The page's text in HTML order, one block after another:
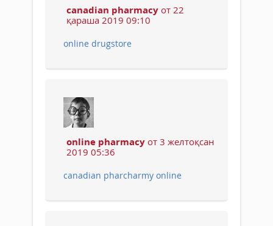
canadian pharmacy от 22
қараша 2019 09:10
online drugstore
online pharmacy от 3 желтоқсан
2019 05:36
canadian pharcharmy online